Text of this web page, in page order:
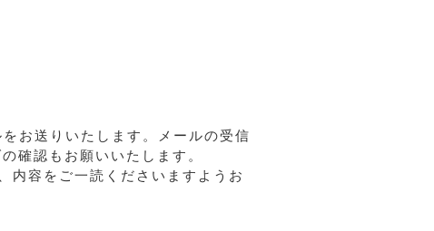
お送りいたします。メールの受信
確認もお願いいたします。
内容をご一読くださいますようお